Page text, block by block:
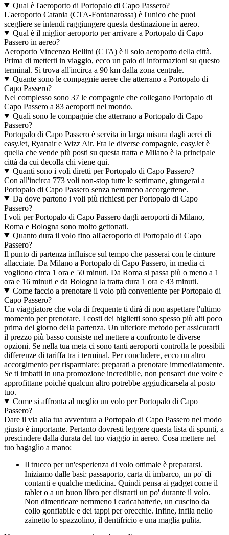
Qual è l'aeroporto di Portopalo di Capo Passero?
L'aeroporto Catania (CTA-Fontanarossa) è l'unico che puoi
scegliere se intendi raggiungere questa destinazione in aereo.
Qual è il miglior aeroporto per arrivare a Portopalo di Capo
Passero in aereo?
Aeroporto Vincenzo Bellini (CTA) è il solo aeroporto della città.
Prima di metterti in viaggio, ecco un paio di informazioni su questo
terminal. Si trova all'incirca a 90 km dalla zona centrale.
Quante sono le compagnie aeree che atterrano a Portopalo di
Capo Passero?
Nel complesso sono 37 le compagnie che collegano Portopalo di
Capo Passero a 83 aeroporti nel mondo.
Quali sono le compagnie che atterrano a Portopalo di Capo
Passero?
Portopalo di Capo Passero è servita in larga misura dagli aerei di
easyJet, Ryanair e Wizz Air. Fra le diverse compagnie, easyJet è
quella che vende più posti su questa tratta e Milano è la principale
città da cui decolla chi viene qui.
Quanti sono i voli diretti per Portopalo di Capo Passero?
Con all'incirca 773 voli non-stop tutte le settimane, giungerai a
Portopalo di Capo Passero senza nemmeno accorgertene.
Da dove partono i voli più richiesti per Portopalo di Capo
Passero?
I voli per Portopalo di Capo Passero dagli aeroporti di Milano,
Roma e Bologna sono molto gettonati.
Quanto dura il volo fino all'aeroporto di Portopalo di Capo
Passero?
Il punto di partenza influisce sul tempo che passerai con le cinture
allacciate. Da Milano a Portopalo di Capo Passero, in media ci
vogliono circa 1 ora e 50 minuti. Da Roma si passa più o meno a 1
ora e 16 minuti e da Bologna la tratta dura 1 ora e 43 minuti.
Come faccio a prenotare il volo più conveniente per Portopalo di
Capo Passero?
Un viaggiatore che vola di frequente ti dirà di non aspettare l'ultimo
momento per prenotare. I costi dei biglietti sono spesso più alti poco
prima del giorno della partenza. Un ulteriore metodo per assicurarti
il prezzo più basso consiste nel mettere a confronto le diverse
opzioni. Se nella tua meta ci sono tanti aeroporti controlla le possibili
differenze di tariffa tra i terminal. Per concludere, ecco un altro
accorgimento per risparmiare: preparati a prenotare immediatamente.
Se ti imbatti in una promozione incredibile, non pensarci due volte e
approfittane poiché qualcun altro potrebbe aggiudicarsela al posto
tuo.
Come si affronta al meglio un volo per Portopalo di Capo
Passero?
Dare il via alla tua avventura a Portopalo di Capo Passero nel modo
giusto è importante. Pertanto dovresti leggere questa lista di spunti, a
prescindere dalla durata del tuo viaggio in aereo. Cosa mettere nel
tuo bagaglio a mano:
Il trucco per un'esperienza di volo ottimale è prepararsi.
Iniziamo dalle basi: passaporto, carta di imbarco, un po' di
contanti e qualche medicina. Quindi pensa ai gadget come il
tablet o a un buon libro per distrarti un po' durante il volo.
Non dimenticare nemmeno i caricabatterie, un cuscino da
collo gonfiabile e dei tappi per orecchie. Infine, infila nello
zainetto lo spazzolino, il dentifricio e una maglia pulita.